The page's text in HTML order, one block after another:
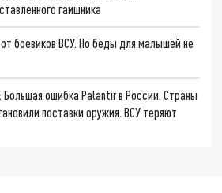
гаишника
боевиков ВСУ. Но беды для малышей не
Большая ошибка Palantir в России. Страны
поставки оружия. ВСУ теряют